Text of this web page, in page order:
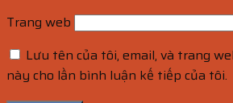
Trang web
Lưu tên của tôi, email, và trang
này cho lần bình luận kế tiếp của tôi.